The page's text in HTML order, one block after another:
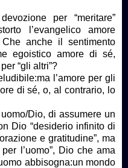
per “meritare”
l’evangelico amore
Che anche il sentimento
egoistico amore di sé,
“gli altri”?
l’amore per gli
di sé, o, al contrario, lo
Dio, di assumere un
Dio “desiderio infinito di
e gratitudine”, ma
l’uomo”, Dio che ama
abbisogna:un mondo